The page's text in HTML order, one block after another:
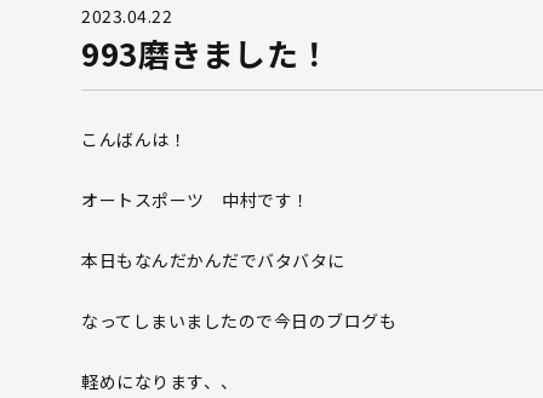
2023.04.22
993磨きました！
こんばんは！
オートスポーツ 中村です！
本日もなんだかんだでバタバタに
なってしまいましたので今日のブログも
軽めになります、、